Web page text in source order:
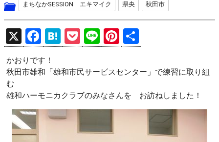
まちなかSESSION エキマイク 県央 秋田市
X
F
a
ce
o
o
H
at
e
a
P
o
ck
Li
n
e
Pi
nt
er
t
有
かおりです！
秋田市雄和「雄和市民サービスセンター」で練習に取り組
む
雄和ハーモニカクラブのみなさんを お訪ねしました！